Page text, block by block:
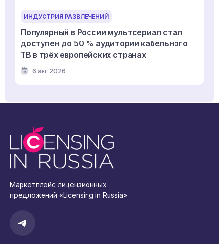
ИНДУСТРИЯ РАЗВЛЕЧЕНИЙ
Популярный в России мультсериал стал
доступен до 50 % аудитории кабельного
ТВ в трёх европейских странах
6 авг 2026
Маркетплейс лицензионных
предложений «Licensing in Russia»